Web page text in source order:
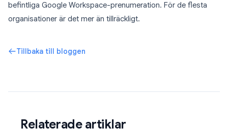
befintliga Google Workspace-prenumeration. För de flesta
organisationer är det mer än tillräckligt.
Tillbaka till bloggen
Relaterade artiklar